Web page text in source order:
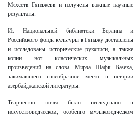
Мехсети Гянджеви и получены важные научные
результаты.
Из Национальной библиотеки Берлина и
Российского фонда культуры в Гянджу доставлены
и исследованы исторические рукописи, а также
копии нот классических музыкальных
произведений на слова Мирза Шафи Вазеха,
занимающего своеобразное место в истории
азербайджанской литературы.
Творчество поэта было исследовано в
искусствоведческом, особенно музыковедческом